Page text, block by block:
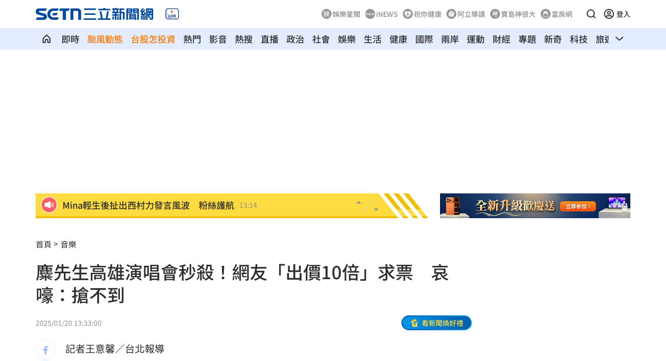
娛樂星聞 iNEWS 祝你健康 阿立導讀 寶島神很大 富房網 登入
即時 颱風動態 台股怎投資 熱門 影音 熱搜 直播 政治 社會 娛樂 生活 健康 國際 兩岸 運動 財經 專題 新奇 科技 旅遊 汽車
北市教育局稱廚餘給弱勢！吳思瑤轟：歧視 13:09
沈伯洋招募「巡洋監兵」 目標千名監票員
公視預算遭刪凍10.2億 卓榮泰說話了 13:01
想買Kia先看這篇！8月祭超狂優惠
四貸同堂玩槓桿！銀行點名2大查核死角
前兄弟打教莎菈炸裂 還是WPBL首支滿貫砲
首頁 音樂
麋先生高雄演唱會秒殺！網友「出價10倍」求票 哀
嚎：搶不到
2025/01/20 13:33:00 看新聞換好禮
記者王意馨／台北報導